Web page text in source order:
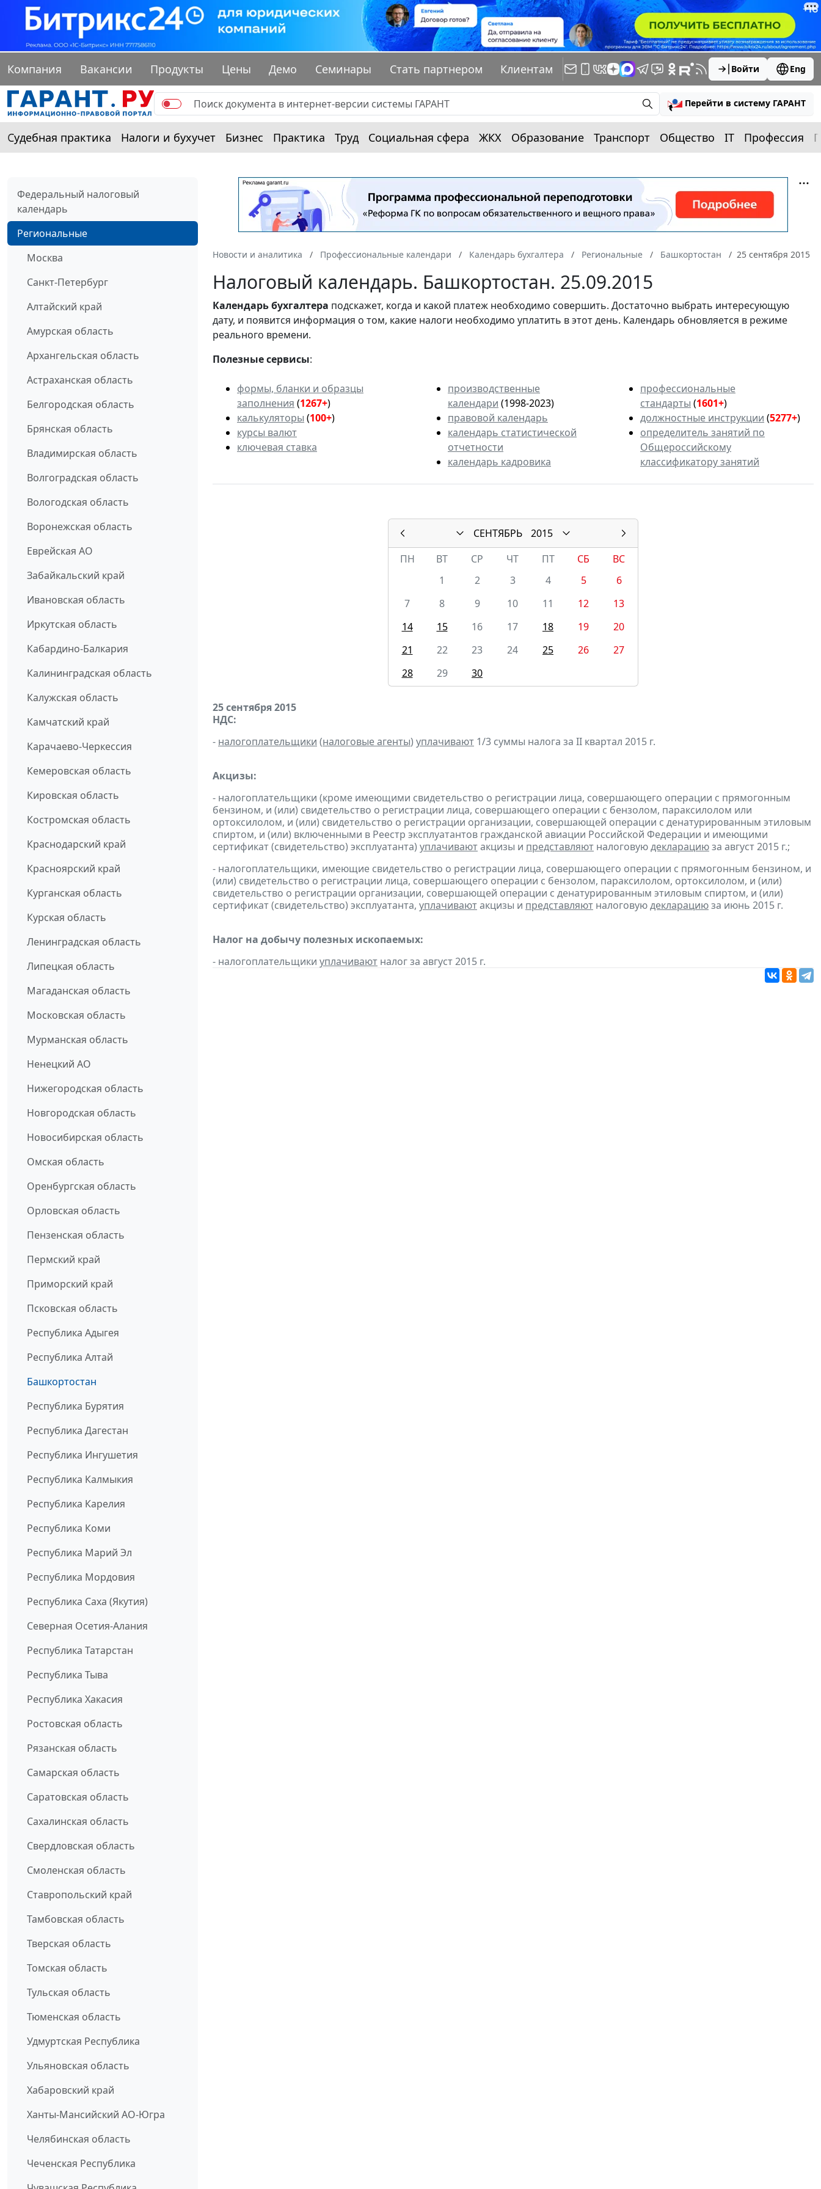
Компания Вакансии Продукты Цены Демо Семинары Стать партнером Клиентам Войти Eng
Перейти в систему ГАРАНТ
Судебная практика Налоги и бухучет Бизнес Практика Труд Социальная сфера ЖКХ Образование Транспорт Общество IT Профессия
Федеральный налоговый
календарь
Региональные
Москва
Санкт-Петербург
Алтайский край
Амурская область
Архангельская область
Астраханская область
Белгородская область
Брянская область
Владимирская область
Волгоградская область
Вологодская область
Воронежская область
Еврейская АО
Забайкальский край
Ивановская область
Иркутская область
Кабардино-Балкария
Калининградская область
Калужская область
Камчатский край
Карачаево-Черкессия
Кемеровская область
Кировская область
Костромская область
Краснодарский край
Красноярский край
Курганская область
Курская область
Ленинградская область
Липецкая область
Магаданская область
Московская область
Мурманская область
Ненецкий АО
Нижегородская область
Новгородская область
Новосибирская область
Омская область
Оренбургская область
Орловская область
Пензенская область
Пермский край
Приморский край
Псковская область
Республика Адыгея
Республика Алтай
Башкортостан
Республика Бурятия
Республика Дагестан
Республика Ингушетия
Республика Калмыкия
Республика Карелия
Республика Коми
Республика Марий Эл
Республика Мордовия
Республика Саха (Якутия)
Северная Осетия-Алания
Республика Татарстан
Республика Тыва
Республика Хакасия
Ростовская область
Рязанская область
Самарская область
Саратовская область
Сахалинская область
Свердловская область
Смоленская область
Ставропольский край
Тамбовская область
Тверская область
Томская область
Тульская область
Тюменская область
Удмуртская Республика
Ульяновская область
Хабаровский край
Ханты-Мансийский АО-Югра
Челябинская область
Чеченская Республика
Новости и аналитика Профессиональные календари Календарь бухгалтера Региональные Башкортостан 25 сентября 2015
Налоговый календарь. Башкортостан. 25.09.2015
Календарьбухгалтера подскажет, когда и какой платеж необходимо совершить. Достаточно выбрать интересующую
дату, и появится информация о том, какие налоги необходимо уплатить в этот день. Календарь обновляется в режиме
реального времени.
Полезные сервисы:
формы, бланки и образцы
заполнения (1267+)
калькуляторы (100+)
курсы валют
ключевая ставка
производственные
календари (1998-2023)
правовой календарь
календарь статистической
отчетности
календарь кадровика
профессиональные
стандарты (1601+)
должностные инструкции (5277+)
определитель занятий по
Общероссийскому
классификатору занятий
СЕНТЯБРЬ
2015
ПН
ВТ СР ЧТ ПТ СБ
ВС
1
2 3 4 5
6
7
8 9 10 11 12
13
14
15 16 17 18 19
20
21
22 23 24 25 26
27
28
29 30
25 сентября 2015
НДС:
- налогоплательщики (налоговые агенты) уплачивают 1/3 суммы налога за II квартал 2015 г.
Акцизы:
- налогоплательщики (кроме имеющими свидетельство о регистрации лица, совершающего операции с прямогонным
бензином, и (или) свидетельство о регистрации лица, совершающего операции с бензолом, параксилолом или
ортоксилолом, и (или) свидетельство о регистрации организации, совершающей операции с денатурированным этиловым
спиртом, и (или) включенными в Реестр эксплуатантов гражданской авиации Российской Федерации и имеющими
сертификат (свидетельство) эксплуатанта) уплачиваютакцизы и представляют налоговуюдекларациюза август 2015 г.;
- налогоплательщики, имеющие свидетельство о регистрации лица, совершающего операции с прямогонным бензином, и
(или) свидетельство о регистрации лица, совершающего операции с бензолом, параксилолом, ортоксилолом, и (или)
свидетельство о регистрации организации, совершающей операции с денатурированным этиловым спиртом, и (или)
сертификат (свидетельство) эксплуатанта, уплачиваютакцизы и представляют налоговуюдекларациюза июнь 2015 г.
Налог на добычу полезных ископаемых:
- налогоплательщики уплачивают налог за август 2015 г.